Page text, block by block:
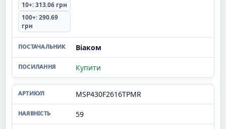
10+: 313.06 грн
100+: 290.69
грн
Віаком
Купити
MSP430F2616TPMR
59